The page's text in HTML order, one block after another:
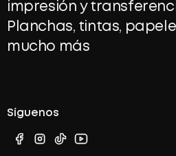
impresión y
Planchas, tintas,
mucho más
Síguenos